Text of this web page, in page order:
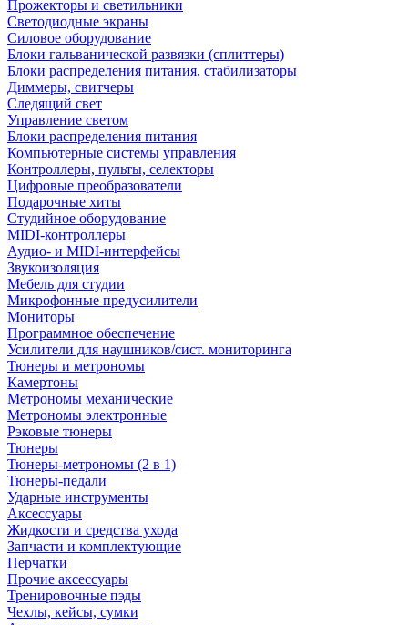
Прожекторы и светильники
Светодиодные экраны
Силовое оборудование
Блоки гальванической развязки (сплиттеры)
Блоки распределения питания, стабилизаторы
Диммеры, свитчеры
Следящий свет
Управление светом
Блоки распределения питания
Компьютерные системы управления
Контроллеры, пульты, селекторы
Цифровые преобразователи
Подарочные хиты
Студийное оборудование
MIDI-контроллеры
Аудио- и MIDI-интерфейсы
Звукоизоляция
Мебель для студии
Микрофонные предусилители
Мониторы
Программное обеспечение
Усилители для наушников/сист. мониторинга
Тюнеры и метрономы
Камертоны
Метрономы механические
Метрономы электронные
Рэковые тюнеры
Тюнеры
Тюнеры-метрономы (2 в 1)
Тюнеры-педали
Ударные инструменты
Аксессуары
Жидкости и средства ухода
Запчасти и комплектующие
Перчатки
Прочие аксессуары
Тренировочные пэды
Чехлы, кейсы, сумки